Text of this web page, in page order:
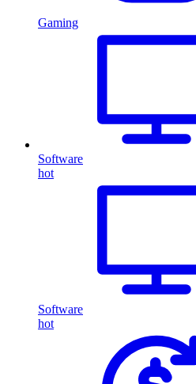
Gaming
Software
hot
Software
hot